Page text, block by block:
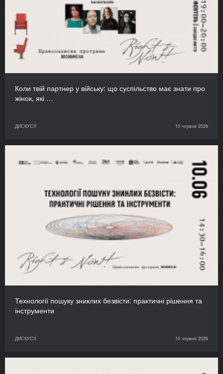
Коли твій партнер у війську: що суспільство має знати про
жінок, які …
ДИСКУСІЇ 10 червня 2026
Технології пошуку зниклих безвісти: практичні рішення та
інструменти
ДИСКУСІЇ 10 червня 2026